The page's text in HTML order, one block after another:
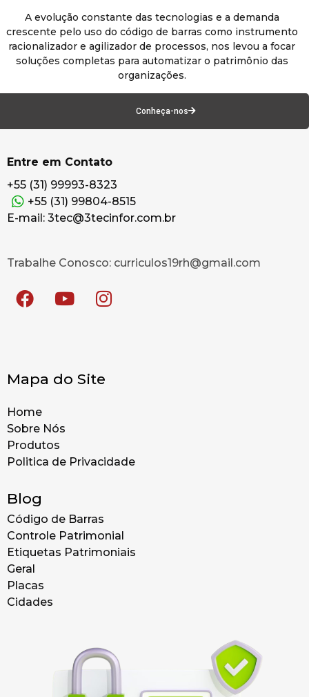
A evolução constante das tecnologias e a demanda
crescente pelo uso do código de barras como instrumento
racionalizador e agilizador de processos, nos levou a focar
soluções completas para automatizar o patrimônio das
organizações.
Conheça-nos
Entre em Contato
+55 (31) 99993-8323
+55 (31) 99804-8515
E-mail: 3tec@3tecinfor.com.br
Trabalhe Conosco: curriculos19rh@gmail.com
Mapa do Site
Home
Sobre Nós
Produtos
Politica de Privacidade
Blog
Código de Barras
Controle Patrimonial
Etiquetas Patrimoniais
Geral
Placas
Cidades